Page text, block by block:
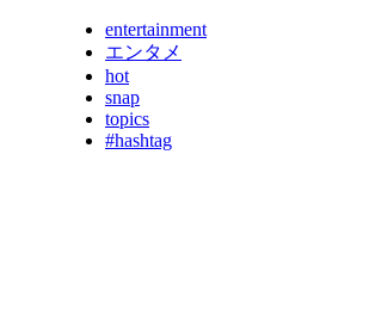
entertainment
エンタメ
hot
snap
topics
#hashtag